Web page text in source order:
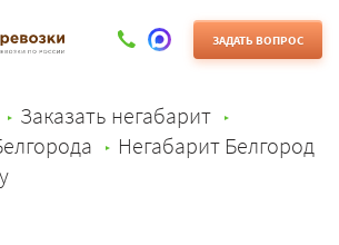
ЗАДАТЬ ВОПРОС
Заказать негабарит
Негабарит Белгород